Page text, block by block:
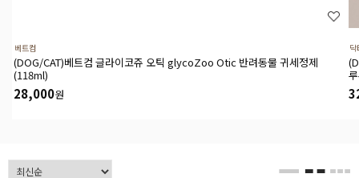
베트컴
(DOG/CAT)베트컴 글라이코쥬 오틱 glycoZoo Otic 반려동물 귀세정제
(118ml)
28,000원
닥